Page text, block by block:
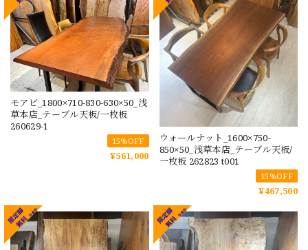
モアビ_1800×710-830-630×50_浅
草本店_テーブル天板/一枚板
260629-1
15%OFF
¥561,000
ウォールナット_1600×750-
850×50_浅草本店_テーブル天板/
一枚板 262823 t001
15%OFF
¥467,500